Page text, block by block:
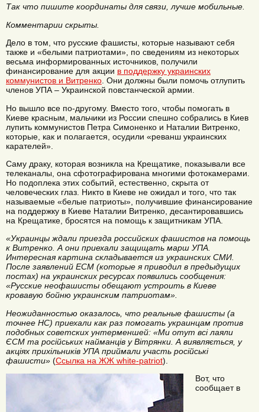
Так что пишите координаты для связи, лучше мобильные.
Комментарии скрыты.
Дело в том, что русские фашисты, которые называют себя
также и «белыми патриотами», по сведениям из некоторых
весьма информированных источников, получили
финансирование для акции в поддержку украинских
коммунистов и Витренко . Они должны были помочь отлупить
членов УПА – Украинской повстанческой армии.
Но вышло все по-другому. Вместо того, чтобы помогать в
Киеве красным, мальчики из России спешно собрались в Киев
лупить коммунистов Петра Симоненко и Наталии Витренко,
которые, как и полагается, осудили «реванш украинских
карателей».
Саму драку, которая возникла на Крещатике, показывали все
телеканалы, она сфотографирована многими фотокамерами.
Но подоплека этих событий, естественно, скрыта от
человеческих глаз. Никто в Киеве не ожидал и того, что так
называемые «белые патриоты», получившие финансирование
на поддержку в Киеве Наталии Витренко, десантировавшись
на Крещатике, бросятся на помощь к защитникам УПА.
«Украинцы ждали приезда российских фашистов на помощь
к Витренко. А они приехали защищать марш УПА.
Интересная картина складывается из украинских СМИ.
После заявлений ЕСМ (которые я приводил в предыдущих
постах) на украинских ресурсах появились сообщения:
«Русские неофашисты обещают устроить в Киеве
кровавую бойню украинским патриотам».
Неожиданностью оказалось, что реальные фашисты (а
точнее НС) приехали как раз помогать украинцам против
подобных советских унтерменшей: «Ми отут всі лаяли
ЄСМ та російських найманців у Вітрянки. А виявляється, у
акціях прихільників УПА приймали участь російські
фашисти» (Ссылка на ЖЖ white-patriot).
Вот, что
сообщает в